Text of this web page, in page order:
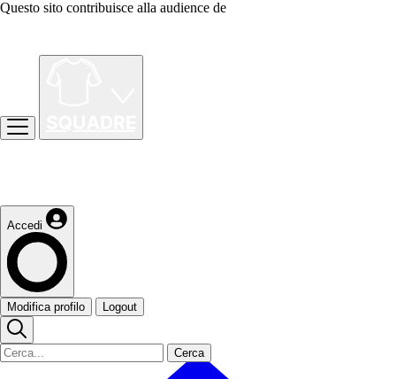
Questo sito contribuisce alla audience de
Accedi
Modifica profilo Logout
Cerca